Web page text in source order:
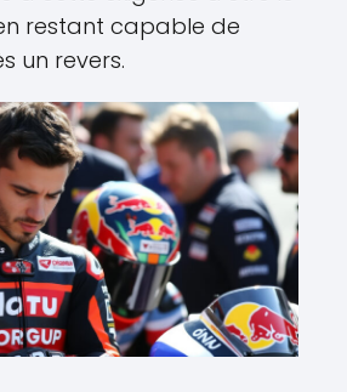
restant capable de
un revers.